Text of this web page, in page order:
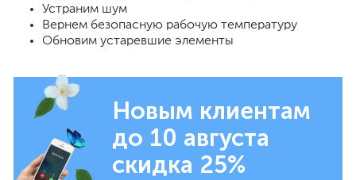
Устраним шум
Вернем безопасную рабочую температуру
Обновим устаревшие элементы
Новым клиентам
до 10 августа
скидка 25%